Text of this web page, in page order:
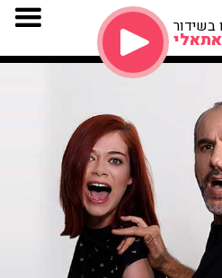
בשידור
אתאלי